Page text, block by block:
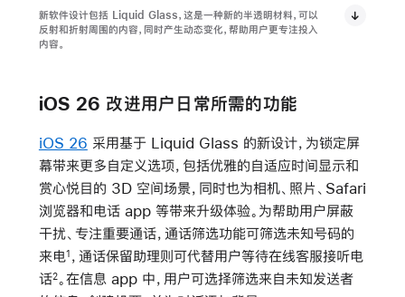
新软件设计包括 Liquid Glass，这是一种新的半透明材料，可以
反射和折射周围的内容，同时产生动态变化，帮助用户更专注投入
内容。
iOS 26 改进用户日常所需的功能
iOS 26 采用基于 Liquid Glass 的新设计，为锁定屏
幕带来更多自定义选项，包括优雅的自适应时间显示和
赏心悦目的 3D 空间场景，同时也为相机、照片、Safari
浏览器和电话 app 等带来升级体验。为帮助用户屏蔽
干扰、专注重要通话，通话筛选功能可筛选未知号码的
来电1 ，通话保留助理则可代替用户等待在线客服接听电
话2。在信息 app 中，用户可选择筛选来自未知发送者